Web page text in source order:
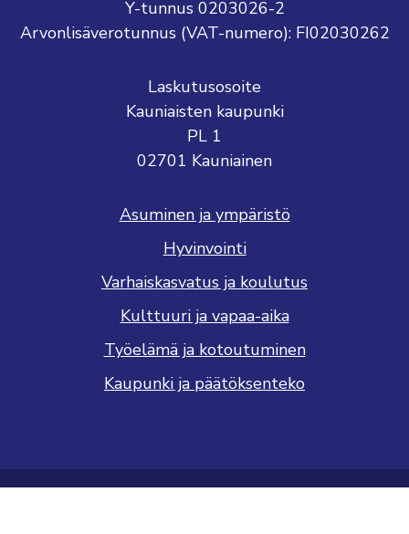
Y-tunnus 0203026-2
Arvonlisäverotunnus (VAT-numero): FI02030262
Laskutusosoite
Kauniaisten kaupunki
PL 1
02701 Kauniainen
Asuminen ja ympäristö
Hyvinvointi
Varhaiskasvatus ja koulutus
Kulttuuri ja vapaa-aika
Työelämä ja kotoutuminen
Kaupunki ja päätöksenteko